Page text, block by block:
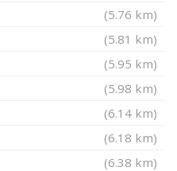
(5.76 km)
(5.81 km)
(5.95 km)
(5.98 km)
(6.14 km)
(6.18 km)
(6.38 km)